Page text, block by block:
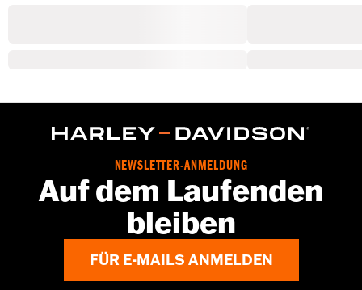
NEWSLETTER-ANMELDUNG
Auf dem Laufenden
bleiben
FÜR E-MAILS ANMELDEN